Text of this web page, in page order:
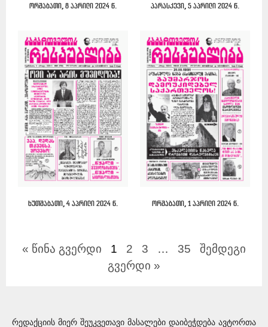
ორშაბათი, 8 აპრილი 2024 წ. პარასკევი, 5 აპრილი 2024 წ.
ხუთშაბათი, 4 აპრილი 2024 წ. ორშაბათი, 1 აპრილი 2024 წ.
« წინა გვერდი 1 2 3 … 35
შემდეგი
გვერდი »
რედაქციის მიერ შეუკვეთავი მასალები დაიბეჭდება ავტორთა